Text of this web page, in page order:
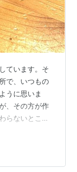
ています。そ
で、いつもの
うに思いま
、その方が作
らないところ
えることも多
ているので、
いでしょうか